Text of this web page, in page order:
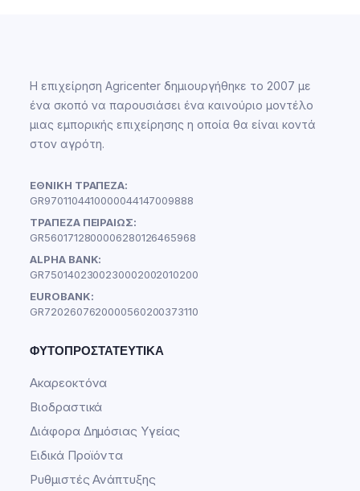
Η επιχείρηση Agricenter δημιουργήθηκε το 2007 με
ένα σκοπό να παρουσιάσει ένα καινούριο μοντέλο
μιας εμπορικής επιχείρησης η οποία θα είναι κοντά
στον αγρότη.
ΕΘΝΙΚΗ ΤΡΑΠΕΖΑ:
GR9701104410000044147009888
ΤΡΑΠΕΖΑ ΠΕΙΡΑΙΩΣ:
GR5601712800006280126465968
ALPHA BANK:
GR7501402300230002002010200
EUROBANK:
GR7202607620000560200373110
ΦΥΤΟΠΡΟΣΤΑΤΕΥΤΙΚΆ
Ακαρεοκτόνα
Βιοδραστικά
Διάφορα Δημόσιας Υγείας
Ειδικά Προϊόντα
Ρυθμιστές Ανάπτυξης